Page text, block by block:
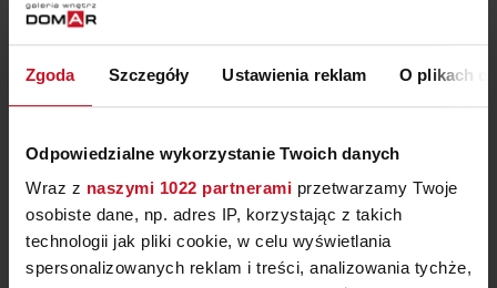
Zgoda Szczegóły Ustawienia reklam O plikach
Odpowiedzialne wykorzystanie Twoich danych
Wraz z naszymi 1022 partnerami przetwarzamy Twoje
osobiste dane, np. adres IP, korzystając z takich
technologii jak pliki cookie, w celu wyświetlania
spersonalizowanych reklam i treści, analizowania tychże,
JADALNIA MODERN
ZAPYTAJ O CENĘ W SALONIE